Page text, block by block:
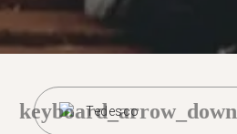
Tedesco
keyboard_arrow_down